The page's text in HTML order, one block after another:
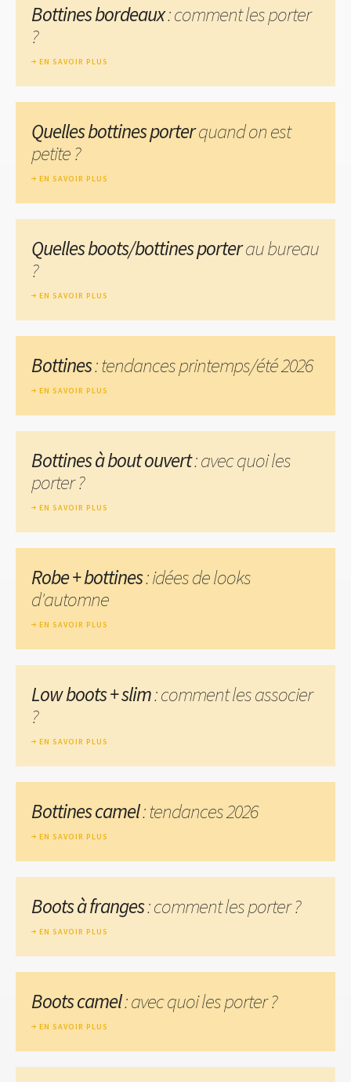
Bottines bordeaux: comment les porter
?
EN SAVOIR PLUS
Quelles bottines porterquand on est
petite ?
EN SAVOIR PLUS
Quelles boots/bottines porterau bureau
?
EN SAVOIR PLUS
Bottines: tendances printemps/été 2026
EN SAVOIR PLUS
Bottines à bout ouvert: avec quoi les
porter ?
EN SAVOIR PLUS
Robe + bottines: idées de looks
d'automne
EN SAVOIR PLUS
Low boots + slim: comment les associer
?
EN SAVOIR PLUS
Bottines camel: tendances 2026
EN SAVOIR PLUS
Boots à franges: comment les porter ?
EN SAVOIR PLUS
Boots camel: avec quoi les porter ?
EN SAVOIR PLUS